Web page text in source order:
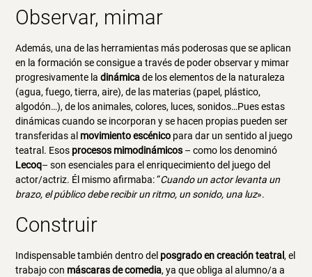
Observar, mimar
Además, una de las herramientas más poderosas que se aplican
en la formación se consigue a través de poder observar y mimar
progresivamente ladinámicade los elementos de la naturaleza
(agua, fuego, tierra, aire), de las materias (papel, plástico,
algodón…), de los animales, colores, luces, sonidos…Pues estas
dinámicas cuando se incorporan y se hacen propias pueden ser
transferidas al movimiento escénico para dar un sentido al juego
teatral. Esos procesos mimodinámicos – como los denominó
Lecoq– son esenciales para el enriquecimiento del juego del
actor/actriz. Él mismo afirmaba: “Cuando un actor levanta un
brazo, el público debe recibir un ritmo, un sonido, una luz».
Construir
Indispensable también dentro del posgrado en creación teatral , el
trabajo con máscaras de comedia, ya que obliga al alumno/a a